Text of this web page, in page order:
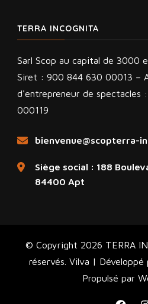
TERRA INCOGNITA
Sarl Scop au capital de 3000
Siret : 900 844 630 00013 –
d'entrepreneur de spectacles
000119
bienvenue@scopterra-
Siège social : 188
84400 Apt
© Copyright 2026 TERRA
réservés. Vilva | Développé
Propulsé par